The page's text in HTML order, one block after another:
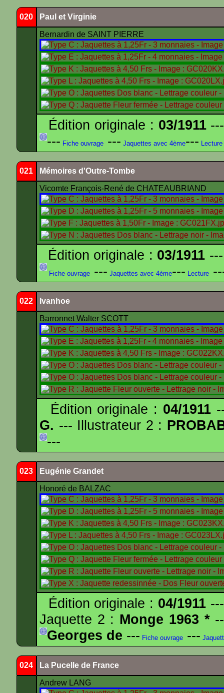
020 Paul et Virginie
Bernardin de SAINT PIERRE
Édition originale : 03/1911
--- Fiche ouvrage --- Jaquettes avec 4ème--- Lecture
021 Mémoires d'Outre-Tombe
Vicomte François-René de CHATEAUBRIAND
Édition originale : 03/1911
Fiche ouvrage --- Jaquettes avec 4ème--- Lecture
022 Ivanhoe
Barronnet Walter SCOTT
Édition originale : 04/1911
G. --- Illustrateur 2 :
---
023 Eugénie Grandet
Honoré de BALZAC
Édition originale : 04/1911
Jaquette 2 : Monge 1963 *
Georges de --- Fiche ouvrage ---
024 La Pucelle de France
Andrew LANG